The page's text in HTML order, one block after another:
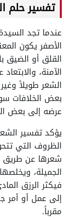
تفسير حلم
عندما تجد
الأصفر يكون
القلق أو الضيق
الآمنة،
الشعر طويلاً
بعض الخلافات
عرضه إلى بعض
يؤكد تفسير
الظروف التي
شعرها عن طريق
الجميلة،
فيكثر الرزق
إلى عمل أو أمر
مقرباً.